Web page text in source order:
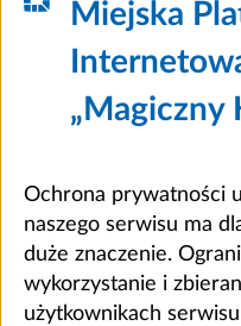
Miejska
„Magiczny
Ochrona prywatności
naszego serwisu ma
duże znaczenie.
wykorzystanie i
użytkownikach